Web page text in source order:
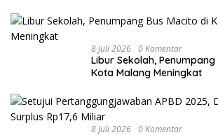
8 Juli 2026 0 Komentar
Libur Sekolah,
Kota Malang Meningkat
8 Juli 2026 0 Komentar